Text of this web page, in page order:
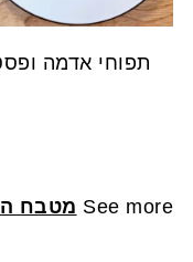
תפוחי אדמה
See more מטבח